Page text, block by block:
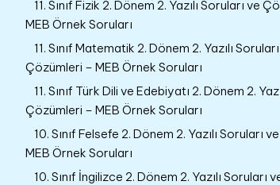
11. Sınıf Fizik 2. Dönem 2. Yazılı Soruları ve
MEB Örnek Soruları
11. Sınıf Matematik 2. Dönem 2. Yazılı
Çözümleri – MEB Örnek Soruları
11. Sınıf Türk Dili ve Edebiyatı 2. Dönem 2.
Çözümleri – MEB Örnek Soruları
10. Sınıf Felsefe 2. Dönem 2. Yazılı Soruları
MEB Örnek Soruları
10. Sınıf İngilizce 2. Dönem 2. Yazılı Soruları